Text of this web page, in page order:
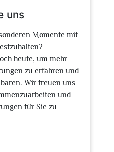
uns
Momente mit
heute, um mehr
zu erfahren und
Wir freuen uns
und
für Sie zu